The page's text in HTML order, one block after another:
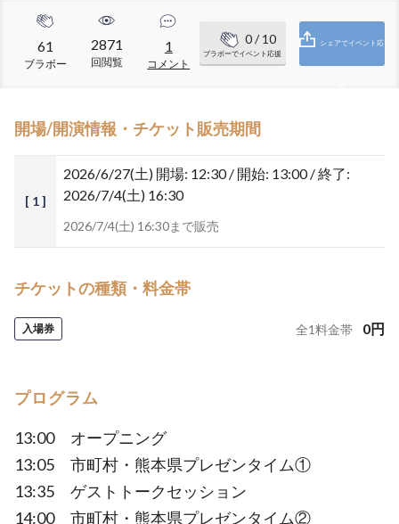
61
ブラボー
2871
回閲覧
1
コメント
0/ 10
ブラボーでイベント応援
シェアでイベント応
開場/開演情報・チケット販売期間
[ 1 ]
2026/6/27(土) 開場: 12:30 / 開始: 13:00 / 終了:
2026/7/4(土) 16:30
2026/7/4(土) 16:30まで販売
チケットの種類・料金帯
入場券 全1料金帯 0円
プログラム
13:00 オープニング
13:05 市町村・熊本県プレゼンタイム①
13:35 ゲストトークセッション
14:00 市町村・熊本県プレゼンタイム②